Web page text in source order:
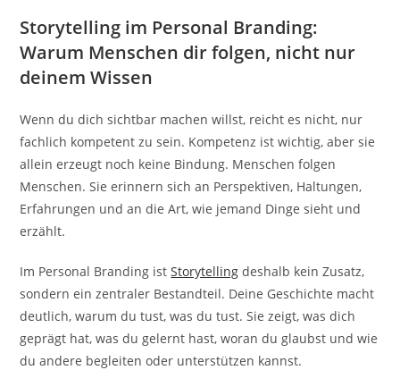
Storytelling im Personal Branding:
Warum Menschen dir folgen, nicht nur
deinem Wissen
Wenn du dich sichtbar machen willst, reicht es nicht, nur
fachlich kompetent zu sein. Kompetenz ist wichtig, aber sie
allein erzeugt noch keine Bindung. Menschen folgen
Menschen. Sie erinnern sich an Perspektiven, Haltungen,
Erfahrungen und an die Art, wie jemand Dinge sieht und
erzählt.
Im Personal Branding istStorytelling deshalb kein Zusatz,
sondern ein zentraler Bestandteil. Deine Geschichte macht
deutlich, warum du tust, was du tust. Sie zeigt, was dich
geprägt hat, was du gelernt hast, woran du glaubst und wie
du andere begleiten oder unterstützen kannst.